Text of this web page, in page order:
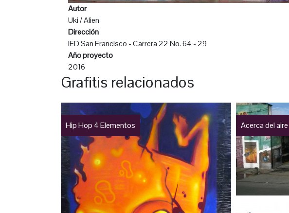
Autor
Uki / Alien
Dirección
IED San Francisco - Carrera 22 No. 64 - 29
Año proyecto
2016
Grafitis relacionados
Hip Hop 4 Elementos Acerca del aire